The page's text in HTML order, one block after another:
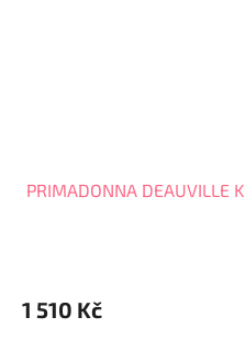
PRIMADONNA DEAUVILLE
1 510 Kč